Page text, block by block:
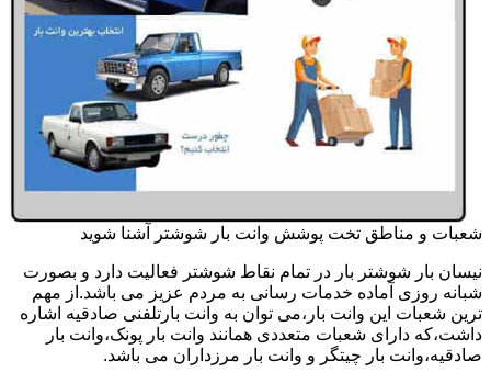
شعبات و مناطق تخت پوشش وانت بار شوشتر آشنا شوید
نیسان بار شوشتر بار در تمام نقاط شوشتر فعالیت دارد و بصورت
شبانه روزی آماده خدمات رسانی به مردم عزیز می باشد.از مهم
ترین شعبات این وانت بار،می توان به وانت بارتلفنی صادقیه اشاره
داشت،که دارای شعبات متعددی همانند وانت بار پونک،وانت بار
صادقیه،وانت بار چیتگر و وانت بار مرزداران می باشد.